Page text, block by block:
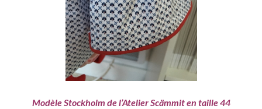
Modèle Stockholm de l’Atelier Scämmit en taille 44